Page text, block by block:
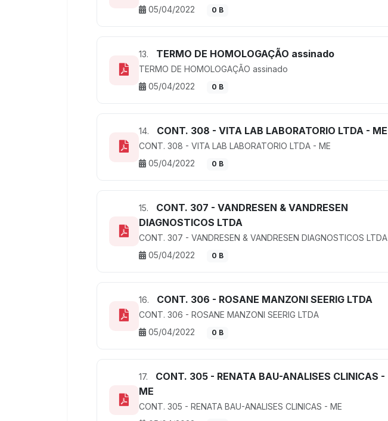
05/04/2022
0 B
13. TERMO DE HOMOLOGAÇÃO assinado
TERMO DE HOMOLOGAÇÃO assinado
05/04/2022
0 B
14. CONT. 308 - VITA LAB LABORATORIO LTDA - ME
CONT. 308 - VITA LAB LABORATORIO LTDA - ME
05/04/2022
0 B
15.
CONT. 307 - VANDRESEN & VANDRESEN
DIAGNOSTICOS LTDA
CONT. 307 - VANDRESEN & VANDRESEN DIAGNOSTICOS LTDA
05/04/2022
0 B
16. CONT. 306 - ROSANE MANZONI SEERIG LTDA
CONT. 306 - ROSANE MANZONI SEERIG LTDA
05/04/2022
0 B
17.
CONT. 305 - RENATA BAU-ANALISES CLINICAS -
ME
CONT. 305 - RENATA BAU-ANALISES CLINICAS - ME